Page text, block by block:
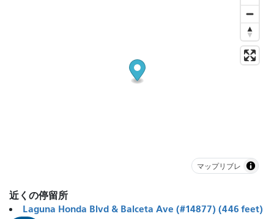
マップリブレ
近くの停留所
Laguna Honda Blvd & Balceta Ave (#14877) (446 feet)